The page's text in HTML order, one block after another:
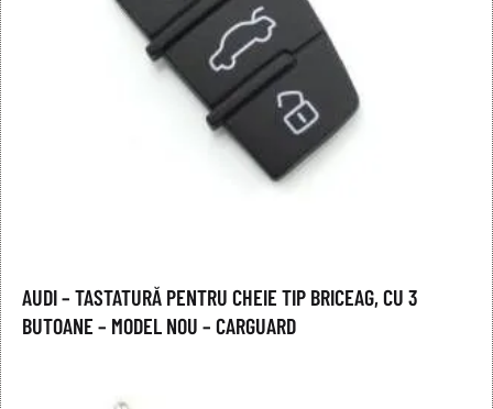
AUDI – TASTATURĂ PENTRU CHEIE TIP BRICEAG, CU 3
BUTOANE – MODEL NOU – CARGUARD